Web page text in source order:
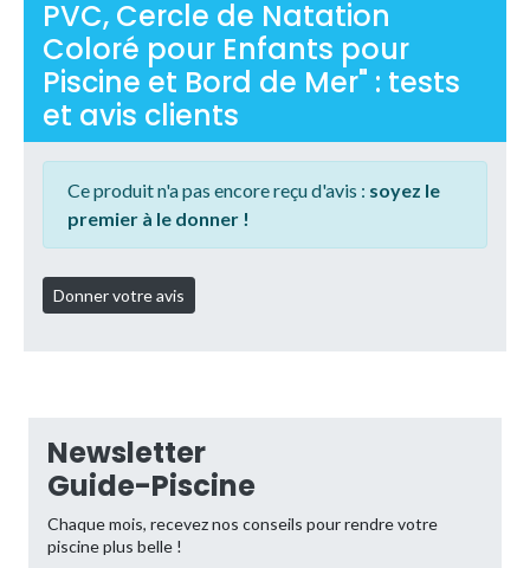
PVC, Cercle de Natation
Coloré pour Enfants pour
Piscine et Bord de Mer" : tests
et avis clients
Ce produit n'a pas encore reçu d'avis : soyez le
premier à le donner !
Newsletter
Guide-Piscine
Chaque mois, recevez nos conseils pour rendre votre
piscine plus belle !